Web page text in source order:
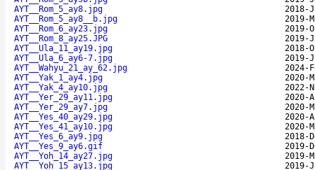
AYT__Rom_5_ay8.jpg
2018-
AYT__Rom_5_ay8__b.jpg
2019-
AYT__Rom_6_ay23.jpg
2019-
AYT__Rom_8_ay25.JPG
2019-
AYT__Ula_11_ay19.jpg
2018-
AYT__Ula_6_ay6-7.jpg
2019-
AYT__Wahyu_21_ay_62.jpg
2024-
AYT__Yak_1_ay4.jpg
2020-
AYT__Yak_4_ay10.jpg
2022-
AYT__Yer_29_ay11.jpg
2020-
AYT__Yer_29_ay7.jpg
2020-
AYT__Yes_40_ay29.jpg
2020-
AYT__Yes_41_ay10.jpg
2020-
AYT__Yes_6_ay9.jpg
2018-
AYT__Yes_9_ay6.gif
2019-
AYT__Yoh_14_ay27.jpg
2019-
AYT__Yoh_15_ay13.jpg
2019-